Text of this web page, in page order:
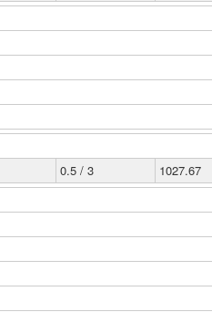
0.5 / 3 1027.67